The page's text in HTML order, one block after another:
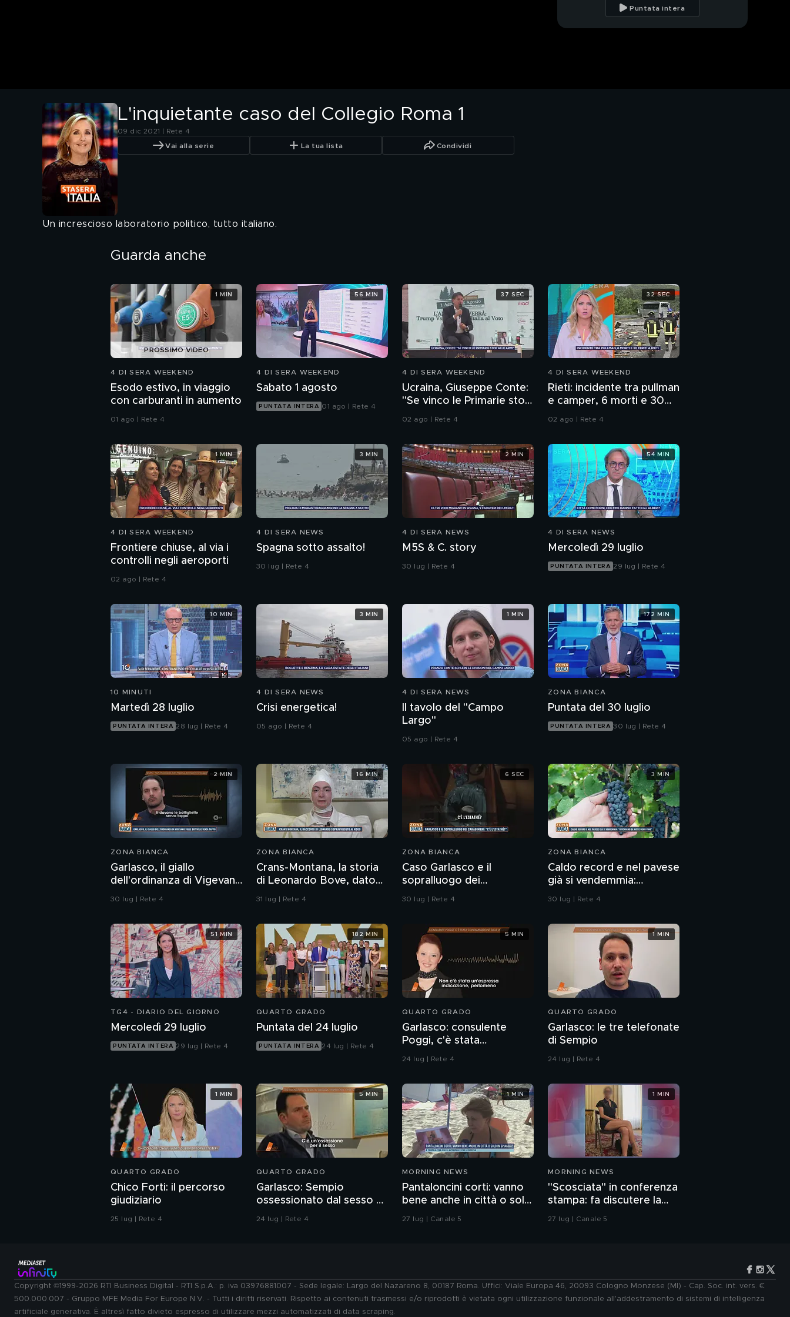
Puntata intera
L'inquietante caso del Collegio Roma 1
09 dic 2021 | Rete 4
Vai alla serie La tua lista Condividi
Un increscioso laboratorio politico, tutto italiano.
Guarda anche
PROSSIMO VIDEO
4 DI SERA WEEKEND
Esodo estivo, in viaggio
con carburanti in aumento
01 ago | Rete 4
1 MIN
4 DI SERA WEEKEND
Sabato 1 agosto
PUNTATA INTERA 01 ago | Rete 4
56 MIN
4 DI SERA WEEKEND
Ucraina, Giuseppe Conte:
"Se vinco le Primarie stop
alle armi"
02 ago | Rete 4
37 SEC
4 DI SERA WEEKEND
Rieti: incidente tra pullman
e camper, 6 morti e 30
02 ago | Rete 4
32 SEC
4 DI SERA WEEKEND
Frontiere chiuse, al via i
controlli negli aeroporti
02 ago | Rete 4
1 MIN
4 DI SERA NEWS
Spagna sotto assalto!
30 lug | Rete 4
3 MIN
4 DI SERA NEWS
M5S & C. story
30 lug | Rete 4
2 MIN
4 DI SERA NEWS
Mercoledì 29 luglio
PUNTATA INTERA 29 lug | Rete 4
54 MIN
10 MINUTI
Martedì 28 luglio
PUNTATA INTERA 28 lug | Rete 4
10 MIN
4 DI SERA NEWS
Crisi energetica!
05 ago | Rete 4
3 MIN
4 DI SERA NEWS
Il tavolo del "Campo
Largo"
05 ago | Rete 4
1 MIN
ZONA BIANCA
Puntata del 30 luglio
PUNTATA INTERA 30 lug | Rete 4
172 MIN
ZONA BIANCA
Garlasco, il giallo
dell'ordinanza di Vigevano
sulle bottiglie senza
30 lug | Rete 4
2 MIN
ZONA BIANCA
Crans-Montana, la storia
di Leonardo Bove, dato
per disperso nel rogo
31 lug | Rete 4
16 MIN
ZONA BIANCA
Caso Garlasco e il
sopralluogo dei
Carabinieri
30 lug | Rete 4
6 SEC
ZONA BIANCA
Caldo record e nel pavese
già si vendemmia:
"Rischiamo di avere meno
30 lug | Rete 4
3 MIN
TG4 - DIARIO DEL GIORNO
Mercoledì 29 luglio
PUNTATA INTERA 29 lug | Rete 4
51 MIN
QUARTO GRADO
Puntata del 24 luglio
PUNTATA INTERA 24 lug | Rete 4
182 MIN
QUARTO GRADO
Garlasco: consulente
Poggi, c'è stata
contaminazione sulle
24 lug | Rete 4
5 MIN
QUARTO GRADO
Garlasco: le tre telefonate
di Sempio
24 lug | Rete 4
1 MIN
QUARTO GRADO
Chico Forti: il percorso
giudiziario
25 lug | Rete 4
1 MIN
QUARTO GRADO
Garlasco: Sempio
ossessionato dal sesso o
ragazzo rispettoso?
24 lug | Rete 4
5 MIN
MORNING NEWS
Pantaloncini corti: vanno
bene anche in città o solo
in spiaggia?
27 lug | Canale 5
1 MIN
MORNING NEWS
"Scosciata" in conferenza
stampa: fa discutere la
vicesindaca di Livorno
27 lug | Canale 5
1 MIN
Copyright ©1999-2026 RTI Business Digital - RTI S.p.A.: p. iva 03976881007 - Sede legale: Largo del Nazareno 8, 00187 Roma. Uffici: Viale Europa 46, 20093 Cologno Monzese (MI) - Cap. Soc. int. vers. €
500.000.007 - Gruppo MFE Media For Europe N.V. - Tutti i diritti riservati. Rispetto ai contenuti trasmessi e/o riprodotti è vietata ogni utilizzazione funzionale all'addestramento di sistemi di intelligenza
artificiale generativa. È altresì fatto divieto espresso di utilizzare mezzi automatizzati di data scraping.